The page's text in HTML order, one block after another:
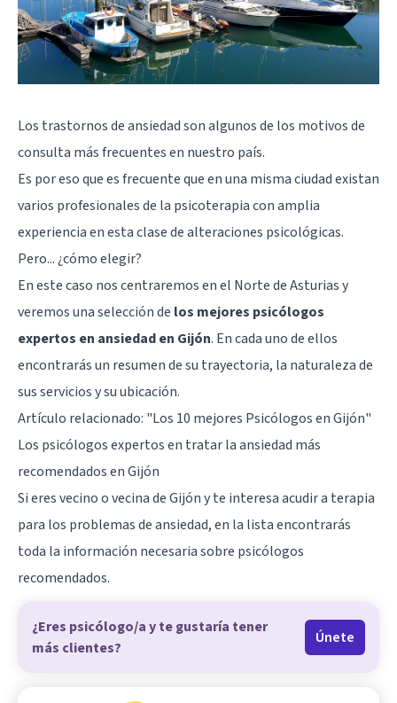
Los trastornos de ansiedad son algunos de los motivos de
consulta más frecuentes en nuestro país.
Es por eso que es frecuente que en una misma ciudad existan
varios profesionales de la psicoterapia con amplia
experiencia en esta clase de alteraciones psicológicas.
Pero... ¿cómo elegir?
En este caso nos centraremos en el Norte de Asturias y
veremos una selección de los mejores psicólogos
expertos en ansiedad en Gijón. En cada uno de ellos
encontrarás un resumen de su trayectoria, la naturaleza de
sus servicios y su ubicación.
Artículo relacionado: "Los 10 mejores Psicólogos en Gijón"
Los psicólogos expertos en tratar la ansiedad más
recomendados en Gijón
Si eres vecino o vecina de Gijón y te interesa acudir a terapia
para los problemas de ansiedad, en la lista encontrarás
toda la información necesaria sobre psicólogos
recomendados.
¿Eres psicólogo/a y te gustaría tener
más clientes?
Únete